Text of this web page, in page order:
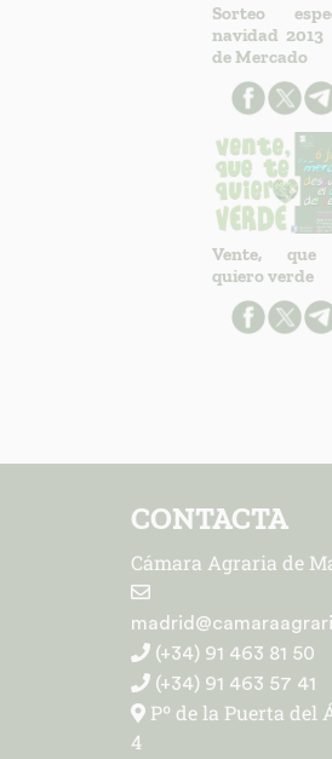
Sorteo
navidad 2013
de Mercado
Vente,
quiero verde
CONTACTA
Cámara Agraria de
(+34) 91 463 81 50
(+34) 91 463 57 41
Pº de la Puerta del
4